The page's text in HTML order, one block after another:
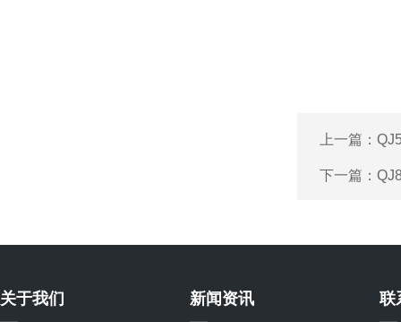
上一篇：
下一篇：
关于我们 新闻资讯 联